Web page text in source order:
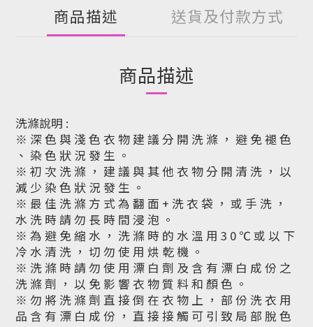
商品描述 送貨及付款方式
商品描述
洗滌說明 :
※ 深 色 與 淺 色 衣 物 建 議 分 開 洗 滌 ， 避 免 褪 色
、 染 色 狀 況 發 生 。
※ 初 次 洗 滌 ， 建 議 與 其 他 衣 物 分 開 清 洗 ， 以
減 少 染 色 狀 況 發 生 。
※ 最 佳 洗 滌 方 式 為 翻 面 + 洗 衣 袋 ， 或 手 洗 ，
水 洗 時 請 勿 長 時 間 浸 泡 。
※ 為 避 免 縮 水 ， 洗 滌 時 的 水 溫 用 3 0 ℃ 或 以 下
冷 水 清 洗 ， 切 勿 使 用 烘 乾 機 。
※ 洗 滌 時 請 勿 使 用 漂 白 劑 及 含 有 漂 白 成 份 之
洗 滌 劑 ， 以 免 影 響 衣 物 質 料 和 顏 色 。
※ 勿 將 洗 滌 劑 直 接 倒 在 衣 物 上 ， 部 份 洗 衣 用
品 含 有 漂 白 成 份 ， 直 接 接 觸 可 引 致 局 部 脫 色